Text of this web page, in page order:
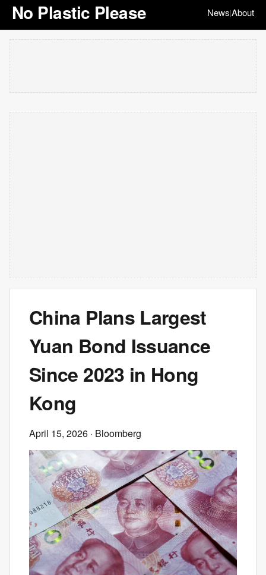
No Plastic Please News|About
China Plans Largest
Yuan Bond Issuance
Since 2023 in Hong
Kong
April 15, 2026 · Bloomberg